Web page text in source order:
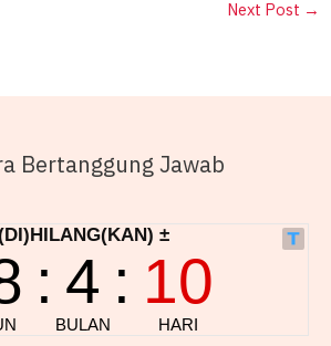
Next Post →
Bertanggung Jawab